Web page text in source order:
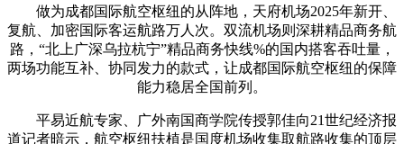
做为成都国际航空枢纽的从阵地，天府机场2025年新开、
复航、加密国际客运航路万人次。双流机场则深耕精品商务航
路，“北上广深乌拉杭宁”精品商务快线%的国内搭客吞吐量，
两场功能互补、协同发力的款式，让成都国际航空枢纽的保障
能力稳居全国前列。
平易近航专家、广外南国商学院传授郭佳向21世纪经济报
道记者暗示，航空枢纽扶植是国度机场收集取航路收集的顶层